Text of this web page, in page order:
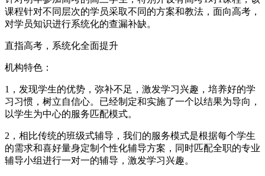
课程针对不同层次的学员采取不同的方案和教法，面向高考，
对学员知识进行系统化的查漏补缺。
直指高考，系统化全面提升
机构特色：
1，发现学生的优势，弥补不足，激发学习兴趣，培养好的学
习习惯，树立自信心。已经制定和实施了一个以结果为导向，
以学生为中心的服务匹配模式。
2，相比传统的班级式辅导，我们的服务模式是根据每个学生
的需求和喜好量身定制个性化辅导方案，同时匹配全职的专业
辅导小组进行一对一的辅导，激发学习兴趣。